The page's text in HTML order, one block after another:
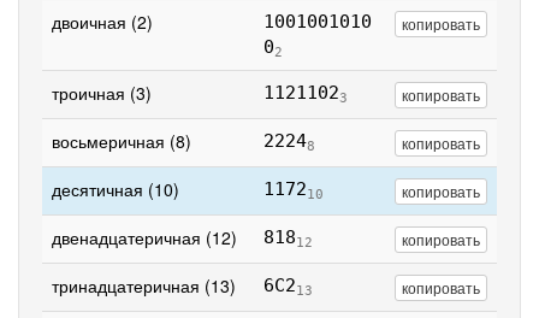
двоичная (2)
1001001010
02
копировать
троичная (3) 11211023 копировать
восьмеричная (8) 22248 копировать
десятичная (10) 117210 копировать
двенадцатеричная (12) 81812 копировать
тринадцатеричная (13) 6C213 копировать